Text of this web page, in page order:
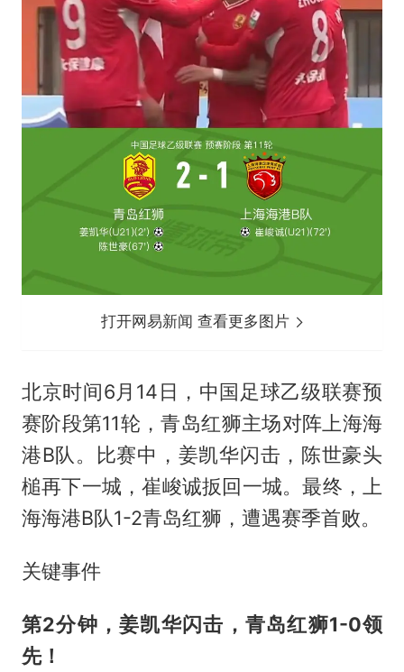
打开网易新闻 查看更多图片
北京时间6月14日，中国足球乙级联赛预
赛阶段第11轮，青岛红狮主场对阵上海海
港B队。比赛中，姜凯华闪击，陈世豪头
槌再下一城，崔峻诚扳回一城。最终，上
海海港B队1-2青岛红狮，遭遇赛季首败。
关键事件
第2分钟，姜凯华闪击，青岛红狮1-0领
先！